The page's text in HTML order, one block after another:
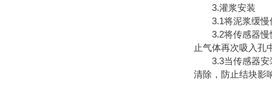
3.灌浆安装
3.1将泥浆缓慢
3.2将传感器慢慢
止气体再次吸入孔
3.3当传感器安装
清除，防止结块影